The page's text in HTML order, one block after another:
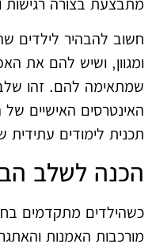
מתבצעת בצורה רגישות
חשוב להבהיר לילדים
ומגוון, ושיש להם את
שמתאימה להם. זהו שלב
האינטרסים האישיים של
תכנית לימודים
הכנה לשלב
כשהילדים מתקדמים
מורכבות האמנות